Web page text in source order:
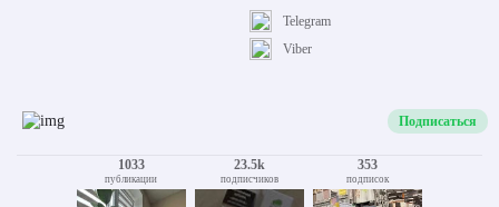
Viber
Telegram
Подписаться
1033
публикации
23.5k
подписчиков
353
подписок